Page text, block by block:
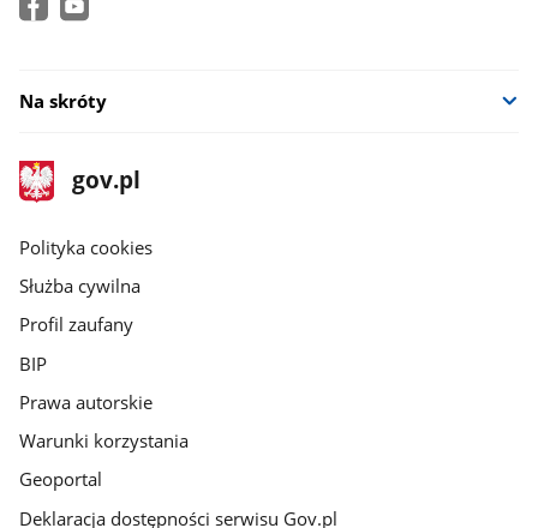
Na skróty
stopka
gov.pl
Strona
gov.pl
gov.pl
Polityka cookies
Służba cywilna
Profil zaufany
BIP
Prawa autorskie
Warunki korzystania
Geoportal
Deklaracja dostępności serwisu Gov.pl